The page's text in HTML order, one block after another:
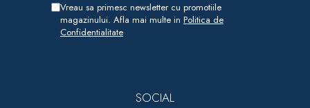
Vreau sa primesc newsletter cu promotiile
magazinului. Afla mai multe in Politica de
Confidentialitate
SOCIAL